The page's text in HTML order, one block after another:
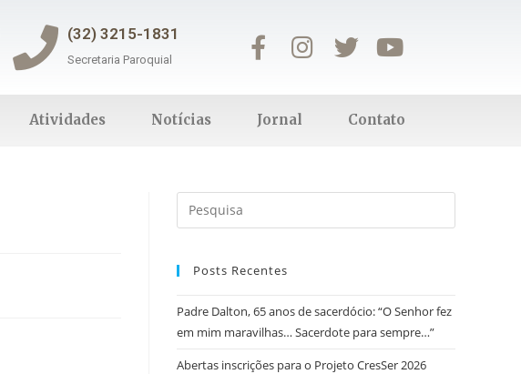
(32) 3215-1831
Secretaria Paroquial
Atividades Notícias Jornal Contato
Posts Recentes
Padre Dalton, 65 anos de sacerdócio: “O Senhor fez
em mim maravilhas… Sacerdote para sempre…”
Abertas inscrições para o Projeto CresSer 2026